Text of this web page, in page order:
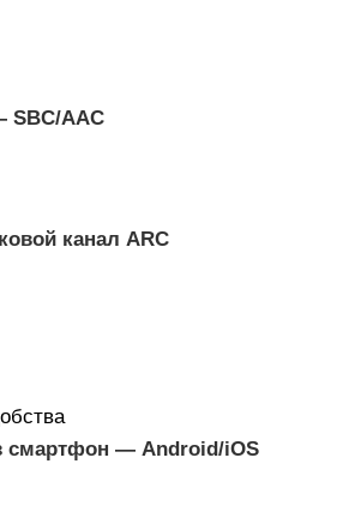
SBC/AAC
канал ARC
смартфон — Android/iOS